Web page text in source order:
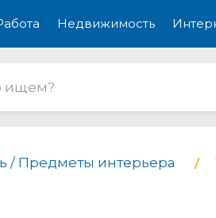
Недвижимость
/ Предметы интерьера